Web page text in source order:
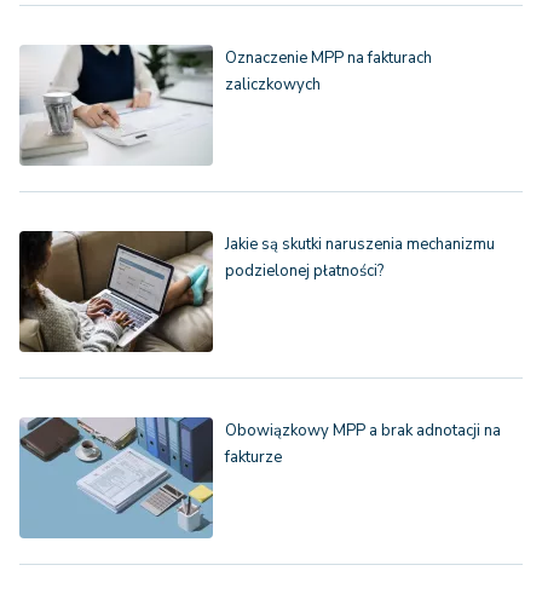
Oznaczenie MPP na fakturach
zaliczkowych
Jakie są skutki naruszenia mechanizmu
podzielonej płatności?
Obowiązkowy MPP a brak adnotacji na
fakturze